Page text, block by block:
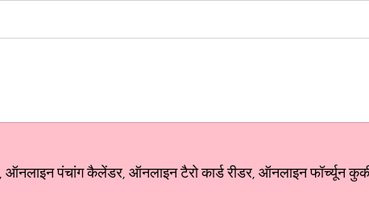
पंचांग कैलेंडर, ऑनलाइन टैरो कार्ड रीडर, ऑनलाइन फॉर्च्यून